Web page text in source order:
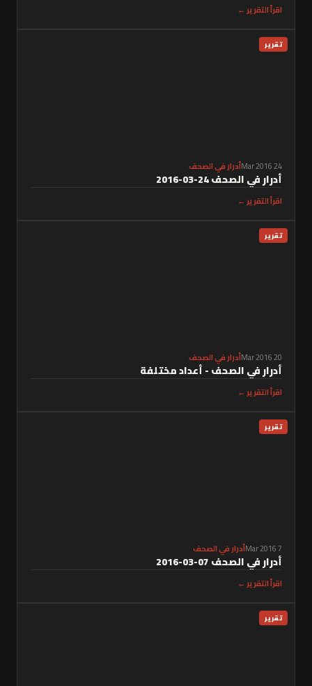
اقرأ التقرير ←
تقرير
24 Mar 2016 أدرار في الصحف
أدرار في الصحف 24-03-2016
اقرأ التقرير ←
تقرير
20 Mar 2016 أدرار في الصحف
أدرار في الصحف - أعداد مختلفة
اقرأ التقرير ←
تقرير
7 Mar 2016 أدرار في الصحف
أدرار في الصحف 07-03-2016
اقرأ التقرير ←
تقرير